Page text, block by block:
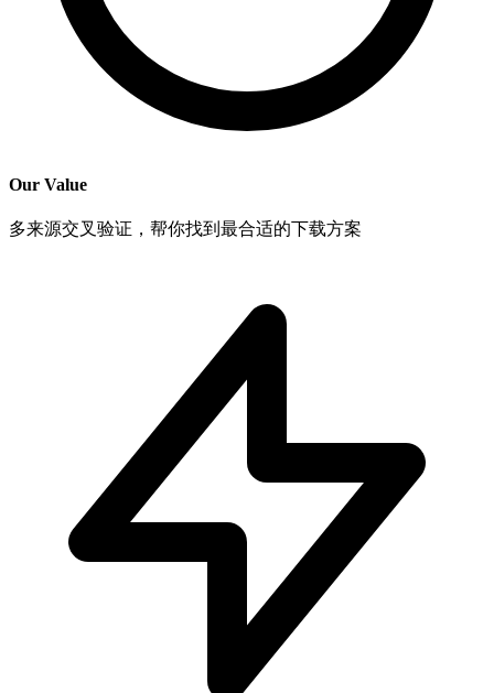
Our Value
多来源交叉验证，帮你找到最合适的下载方案